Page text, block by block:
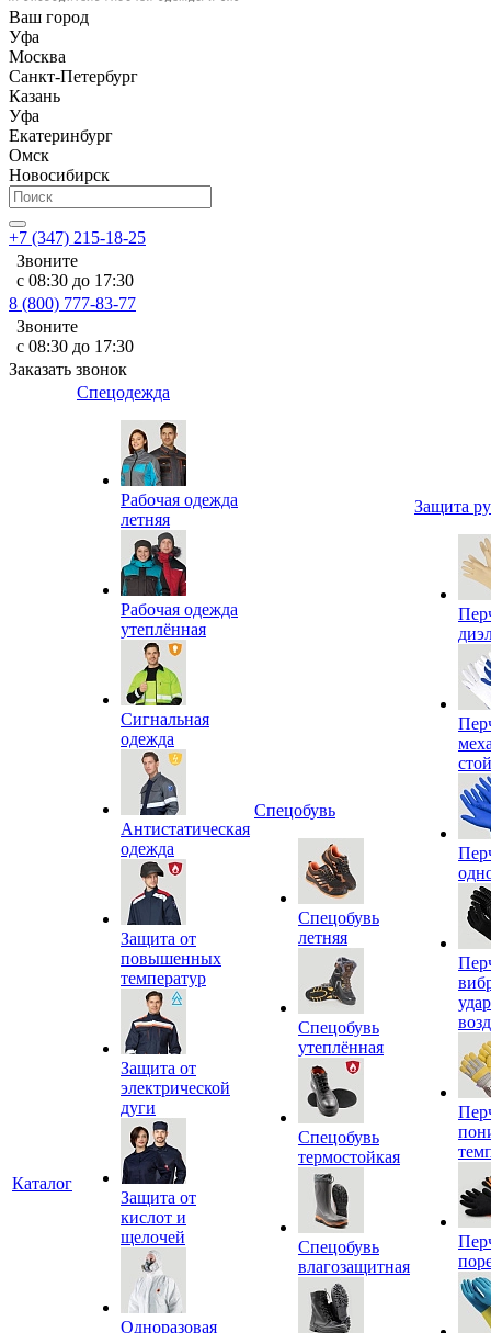
Ваш город
Уфа
Москва
Санкт-Петербург
Казань
Уфа
Екатеринбург
Омск
Новосибирск
+7 (347) 215-18-25
Звоните
с 08:30 до 17:30
8 (800) 777-83-77
Звоните
с 08:30 до 17:30
Заказать звонок
Каталог
Спецодежда
Рабочая одежда
летняя
Рабочая одежда
утеплённая
Сигнальная
одежда
Антистатическая
одежда
Защита от
повышенных
температур
Защита от
электрической
дуги
Защита от
кислот и
щелочей
Одноразовая
Спецобувь
Спецобувь
летняя
Спецобувь
утеплённая
Спецобувь
термостойкая
Спецобувь
влагозащитная
Защита